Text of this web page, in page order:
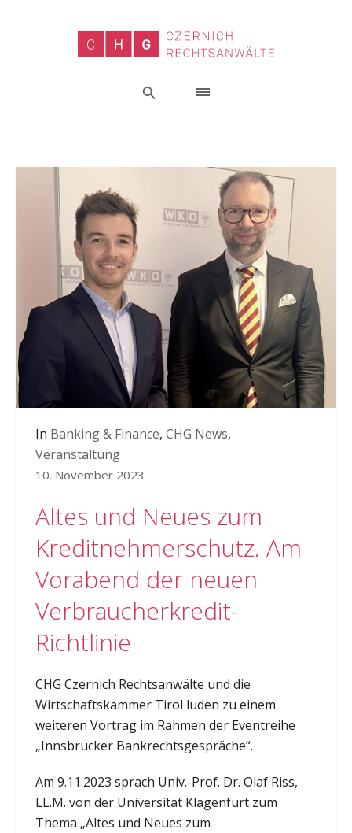
In Banking & Finance, CHG News,
Veranstaltung
10. November 2023
Altes und Neues zum
Kreditnehmerschutz. Am
Vorabend der neuen
Verbraucherkredit-
Richtlinie
CHG Czernich Rechtsanwälte und die
Wirtschaftskammer Tirol luden zu einem
weiteren Vortrag im Rahmen der Eventreihe
„Innsbrucker Bankrechtsgespräche“.
Am 9.11.2023 sprach Univ.-Prof. Dr. Olaf Riss,
LL.M. von der Universität Klagenfurt zum
Thema „Altes und Neues zum